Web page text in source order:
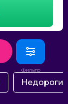
Недорогие